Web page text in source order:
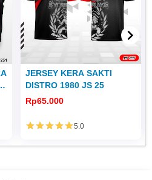
JERSEY KERA SAKTI
DISTRO 1980 JS 25
Rp65.000
5.0